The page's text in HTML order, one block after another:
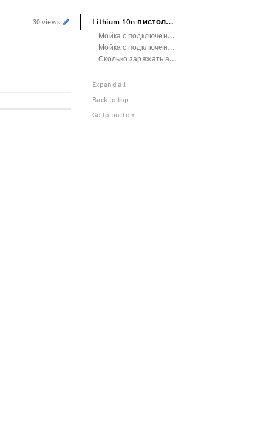
30 views Lithium 10n пистолет мойка давление аккумулятор
Мойка с подключением к аккумулятору авто
Мойка с подключением к аккумулятору авто
Сколько заряжать аккумулятор мойки высокого давления
Expand all
Back to top
Go to bottom